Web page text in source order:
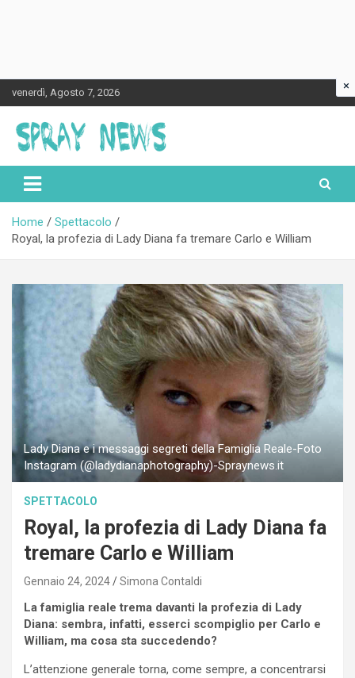
to
content
venerdì, Agosto 7, 2026
Spraynews.it
Home
Spettacolo
Royal, la profezia di Lady Diana fa tremare Carlo e William
Lady Diana e i messaggi segreti della Famiglia Reale-Foto
Instagram (@ladydianaphotography)-Spraynews.it
SPETTACOLO
Royal, la profezia di Lady Diana fa
tremare Carlo e William
Gennaio 24, 2024 Simona Contaldi
La famiglia reale trema davanti la profezia di Lady
Diana: sembra, infatti, esserci scompiglio per Carlo e
William, ma cosa sta succedendo?
L’attenzione generale torna, come sempre, a concentrarsi
×